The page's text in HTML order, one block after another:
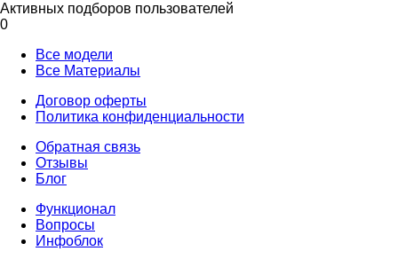
Активных подборов пользователей
0
Все модели
Все Материалы
Договор оферты
Политика конфиденциальности
Обратная связь
Отзывы
Блог
Функционал
Вопросы
Инфоблок